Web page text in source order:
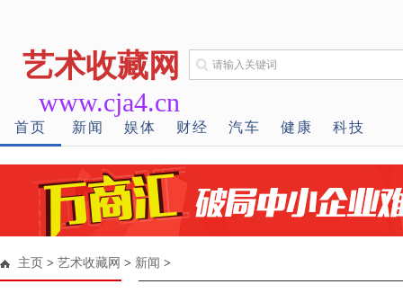
艺术收藏网
www.cja4.cn
首页 新闻 娱体 财经 汽车 健康 科技
主页 > 艺术收藏网 > 新闻 >